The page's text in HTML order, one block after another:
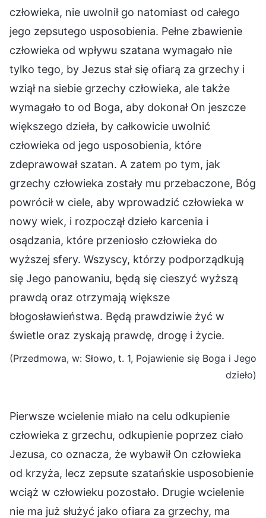
człowieka, nie uwolnił go natomiast od całego
jego zepsutego usposobienia. Pełne zbawienie
człowieka od wpływu szatana wymagało nie
tylko tego, by Jezus stał się ofiarą za grzechy i
wziął na siebie grzechy człowieka, ale także
wymagało to od Boga, aby dokonał On jeszcze
większego dzieła, by całkowicie uwolnić
człowieka od jego usposobienia, które
zdeprawował szatan. A zatem po tym, jak
grzechy człowieka zostały mu przebaczone, Bóg
powrócił w ciele, aby wprowadzić człowieka w
nowy wiek, i rozpoczął dzieło karcenia i
osądzania, które przeniosło człowieka do
wyższej sfery. Wszyscy, którzy podporządkują
się Jego panowaniu, będą się cieszyć wyższą
prawdą oraz otrzymają większe
błogosławieństwa. Będą prawdziwie żyć w
świetle oraz zyskają prawdę, drogę i życie.
(Przedmowa, w: Słowo, t. 1, Pojawienie się Boga i Jego
dzieło)
Pierwsze wcielenie miało na celu odkupienie
człowieka z grzechu, odkupienie poprzez ciało
Jezusa, co oznacza, że wybawił On człowieka
od krzyża, lecz zepsute szatańskie usposobienie
wciąż w człowieku pozostało. Drugie wcielenie
nie ma już służyć jako ofiara za grzechy, ma